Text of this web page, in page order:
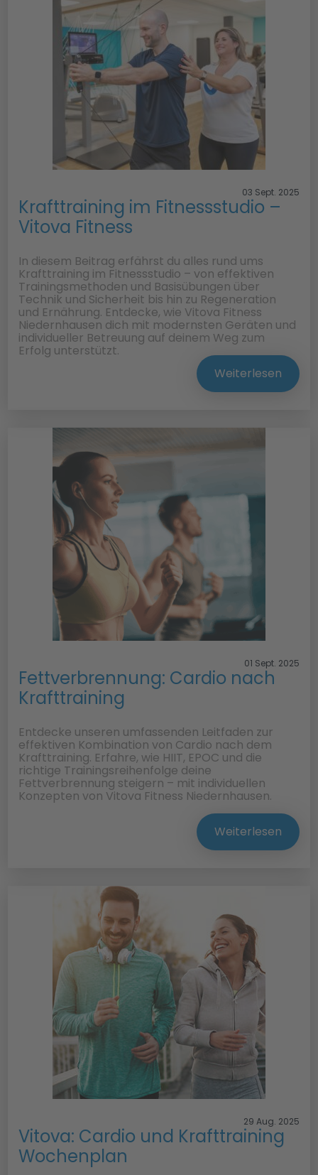
03 Sept. 2025
Krafttraining im Fitnessstudio –
Vitova Fitness
In diesem Beitrag erfährst du alles rund ums
Krafttraining im Fitnessstudio – von effektiven
Trainingsmethoden und Basisübungen über
Technik und Sicherheit bis hin zu Regeneration
und Ernährung. Entdecke, wie Vitova Fitness
Niedernhausen dich mit modernsten Geräten und
individueller Betreuung auf deinem Weg zum
Erfolg unterstützt.
Weiterlesen
01 Sept. 2025
Fettverbrennung: Cardio nach
Krafttraining
Entdecke unseren umfassenden Leitfaden zur
effektiven Kombination von Cardio nach dem
Krafttraining. Erfahre, wie HIIT, EPOC und die
richtige Trainingsreihenfolge deine
Fettverbrennung steigern – mit individuellen
Konzepten von Vitova Fitness Niedernhausen.
Weiterlesen
29 Aug. 2025
Vitova: Cardio und Krafttraining
Wochenplan